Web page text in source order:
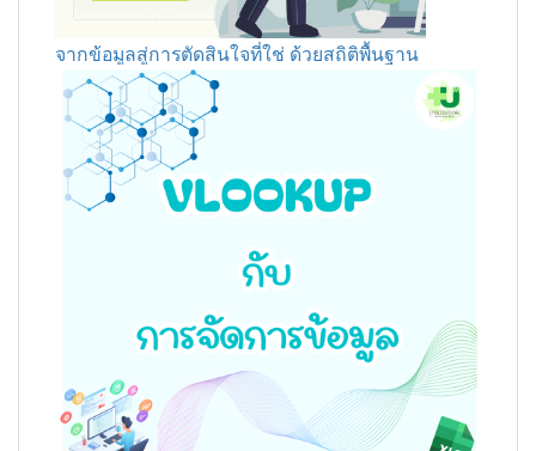
จากข้อมูลสู่การตัดสินใจที่ใช่ ด้วยสถิติพื้นฐาน